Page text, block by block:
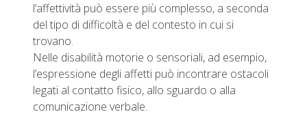
l’affettività può essere più complesso, a seconda
del tipo di difficoltà e del contesto in cui si
trovano.
Nelle disabilità motorie o sensoriali, ad esempio,
l’espressione degli affetti può incontrare ostacoli
legati al contatto fisico, allo sguardo o alla
comunicazione verbale.